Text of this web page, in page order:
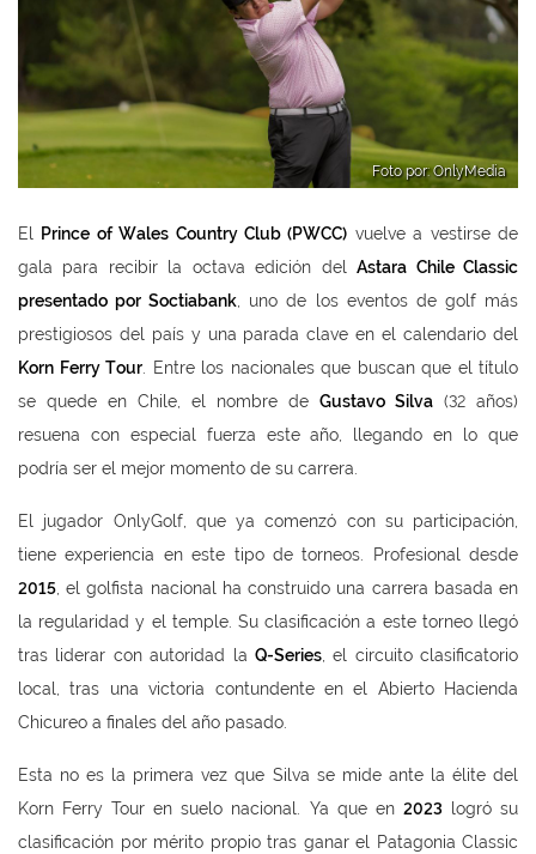
Foto por: OnlyMedia
El Prince of Wales Country Club (PWCC) vuelve a vestirse de
gala para recibir la octava edición delAstara Chile Classic
presentado por Soctiabank , uno de los eventos de golf más
prestigiosos del país y una parada clave en el calendario del
Korn Ferry Tour . Entre los nacionales que buscan que el título
se quede en Chile, el nombre de Gustavo Silva (32 años)
resuena con especial fuerza este año, llegando en lo que
podría ser el mejor momento de su carrera.
El jugador OnlyGolf, que ya comenzó con su participación,
tiene experiencia en este tipo de torneos. Profesional desde
2015 , el golfista nacional ha construido una carrera basada en
la regularidad y el temple. Su clasificación a este torneo llegó
tras liderar con autoridad la Q-Series, el circuito clasificatorio
local, tras una victoria contundente en el Abierto Hacienda
Chicureo a finales del año pasado.
Esta no es la primera vez que Silva se mide ante la élite del
Korn Ferry Tour en suelo nacional. Ya que en 2023 logró su
clasificación por mérito propio tras ganar el Patagonia Classic